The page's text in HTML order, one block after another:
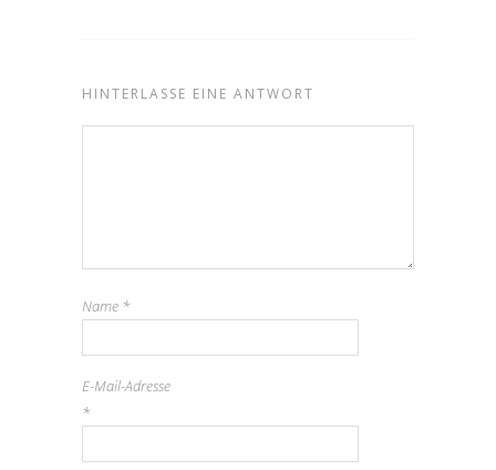
HINTERLASSE EINE ANTWORT
Name *
E-Mail-Adresse
*